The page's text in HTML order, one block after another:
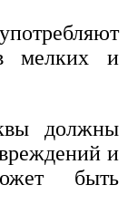
мелких и
должны
и
быть